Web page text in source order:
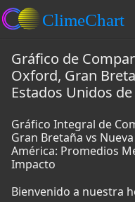
Gráfico de
Oxford, Gran
Estados Unidos
Gráfico Integral de
Gran Bretaña vs
América: Promedios
Impacto
Bienvenido a nuestra